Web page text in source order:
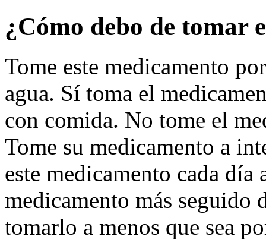
¿Cómo debo de tomar
Tome este medicamento
agua. Sí toma el
con comida. No tome el
Tome su medicamento a
este medicamento cada
medicamento más seguido
tomarlo a menos que sea